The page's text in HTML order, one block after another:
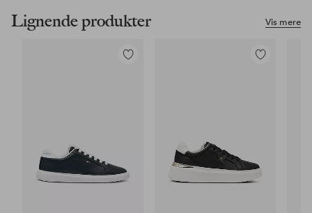
Vis mere
Lignende produkter
Tilføj
Tilføj